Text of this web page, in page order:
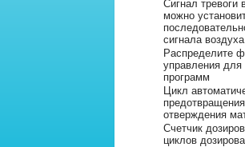
Сигнал тревоги
можно
сигнала воздуха
Распределите
управления
программ
Цикл
отверждения
Счетчик
циклов